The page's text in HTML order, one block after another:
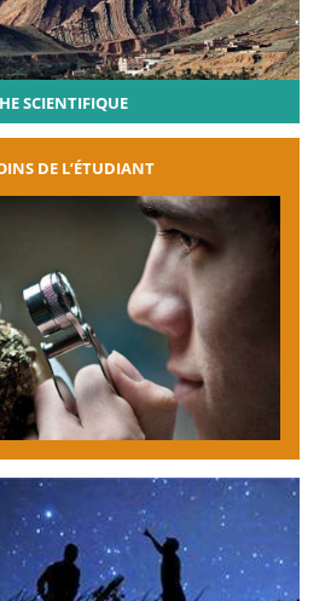
SCIENTIFIQUE
DE L’ÉTUDIANT